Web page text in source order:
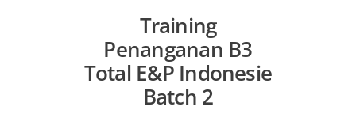
Training
Penanganan B3
Total E&P Indonesie
Batch 2